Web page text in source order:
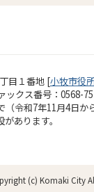
目１番地 [小牧市役
クス番号：0568-
（令和7年11月4日か
あります。
(c) Komaki City